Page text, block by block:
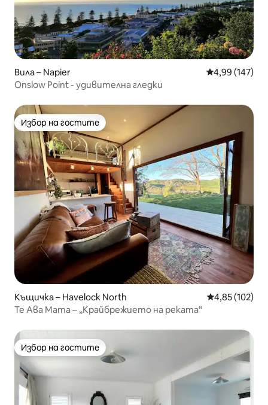
Вила – Napier Средна
4,99 (147)
Onslow Point - удивителна гледки
Избор на гостите
Избор на гостите
Къщичка – Havelock North Средна
4,85 (102)
Те Ава Мата – „Крайбрежието на реката“
Избор на гостите
Избор на гостите